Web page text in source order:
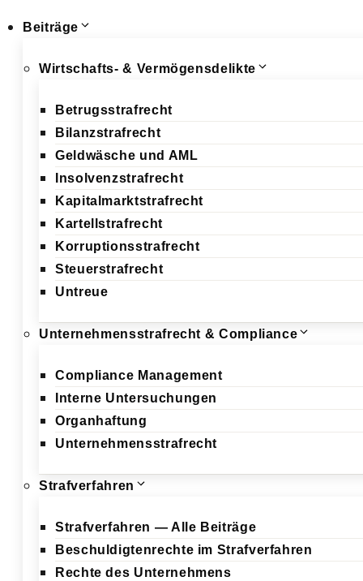
Beiträge
Wirtschafts- & Vermögensdelikte
Betrugsstrafrecht
Bilanzstrafrecht
Geldwäsche und AML
Insolvenzstrafrecht
Kapitalmarktstrafrecht
Kartellstrafrecht
Korruptionsstrafrecht
Steuerstrafrecht
Untreue
Unternehmensstrafrecht & Compliance
Compliance Management
Interne Untersuchungen
Organhaftung
Unternehmensstrafrecht
Strafverfahren
Strafverfahren — Alle Beiträge
Beschuldigtenrechte im Strafverfahren
Rechte des Unternehmens